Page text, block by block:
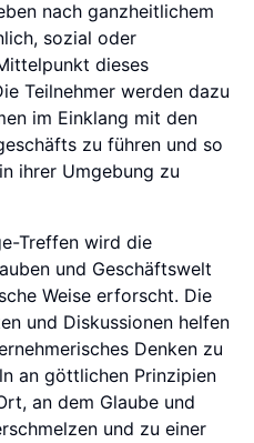
nach ganzheitlichem
sozial oder
dieses
Teilnehmer werden dazu
im Einklang mit den
zu führen und so
ihrer Umgebung zu
Treffen wird die
und Geschäftswelt
Weise erforscht. Die
und Diskussionen helfen
Denken zu
an göttlichen Prinzipien
an dem Glaube und
und zu einer